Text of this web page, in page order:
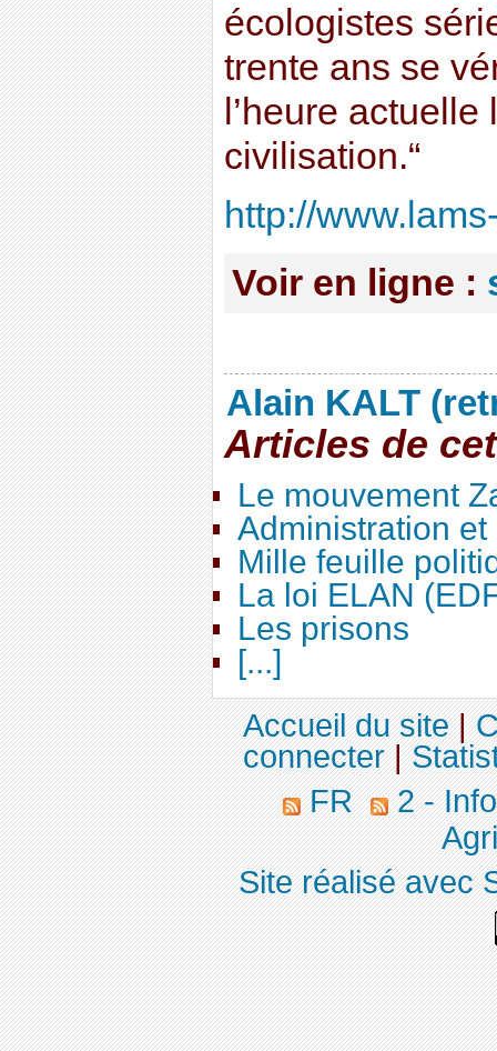
écologistes
trente ans se
l’heure
civilisation.“
http://
Voir en ligne :
Alain KALT
Articles de
Le mouvement
Administration
Mille feuille
La loi ELAN
Les prisons
[...]
Accueil du site|
connecter|
FR
2 -
Site réalisé avec